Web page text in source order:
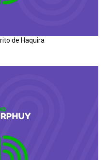
de Haquira